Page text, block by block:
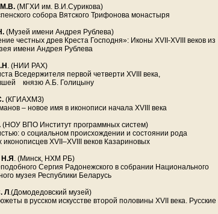
М.В. (МГХИ им. В.И.Сурикова)
собора Вятского Трифонова монастыря
(Музей имени Андрея Рублева)
честных древ Креста Господня»: Иконы XVII-XVIII веков из
имени Андрея Рублева
. (НИИ РАХ)
Вседержителя первой четверти XVIII века,
князю А.Б. Голицыну
(КГИАХМЗ)
– новое имя в иконописи начала XVIII века
(НОУ ВПО Институт программных систем)
о социальном происхождении и состоянии рода
иконописцев XVII–XVIII веков Казариновых
. (Минск, НХМ РБ)
Сергия Радонежского в собрании Национального
музея Республики Беларусь
Л .(Домодедовский музей)
в русском искусстве второй половины XVII века. Русские